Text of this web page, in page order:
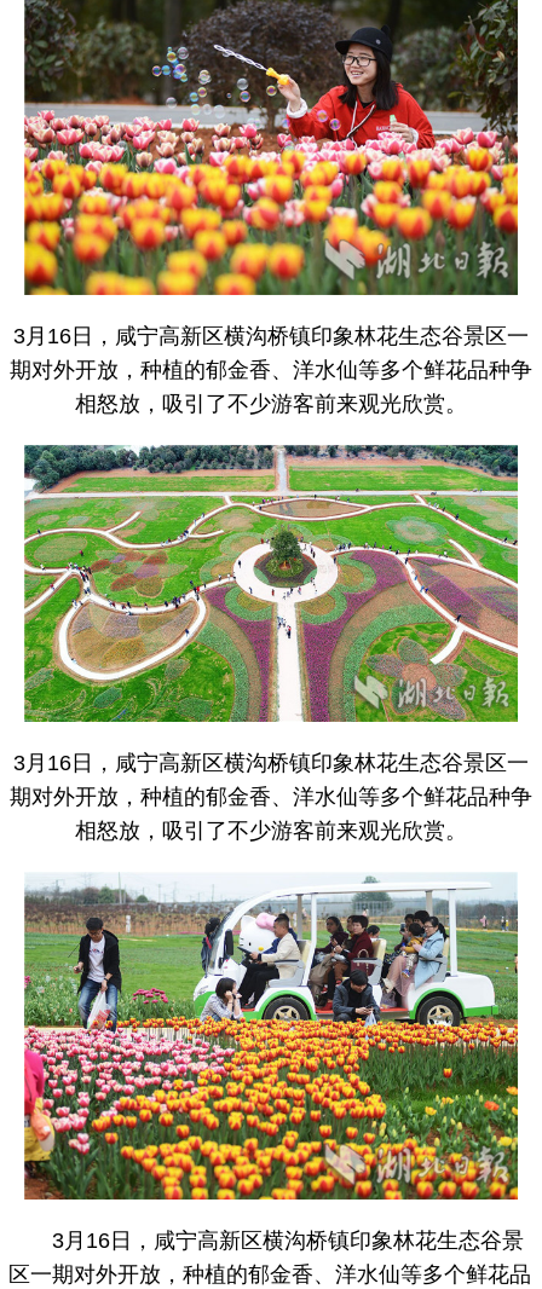
3月16日，咸宁高新区横沟桥镇印象林花生态谷景区一
期对外开放，种植的郁金香、洋水仙等多个鲜花品种争
相怒放，吸引了不少游客前来观光欣赏。
3月16日，咸宁高新区横沟桥镇印象林花生态谷景区一
期对外开放，种植的郁金香、洋水仙等多个鲜花品种争
相怒放，吸引了不少游客前来观光欣赏。
3月16日，咸宁高新区横沟桥镇印象林花生态谷景
区一期对外开放，种植的郁金香、洋水仙等多个鲜花品